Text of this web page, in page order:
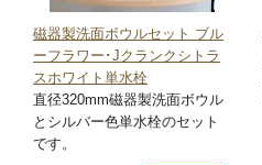
磁器製洗面ボウルセット ブル
ーフラワー･Jクランクシトラ
スホワイト単水栓
直径320mm磁器製洗面ボウル
とシルバー色単水栓のセット
です。